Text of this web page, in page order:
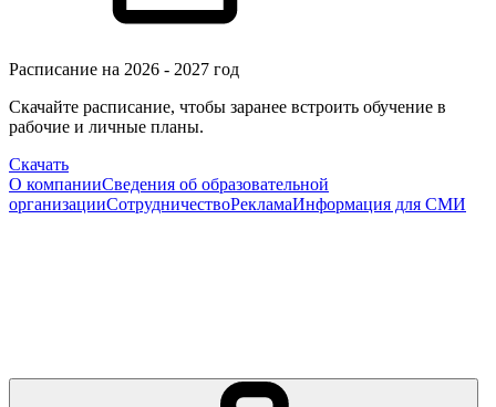
Расписание на 2026 - 2027 год
Скачайте расписание, чтобы заранее встроить обучение в
рабочие и личные планы.
Скачать
О компанииСведения об образовательной
организацииСотрудничествоРекламаИнформация для СМИ